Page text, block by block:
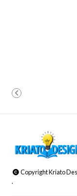
Copyright Kriato
.